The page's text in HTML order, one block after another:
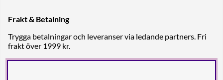
Frakt & Betalning
Trygga betalningar och leveranser via ledande partners. Fri
frakt över 1999 kr.